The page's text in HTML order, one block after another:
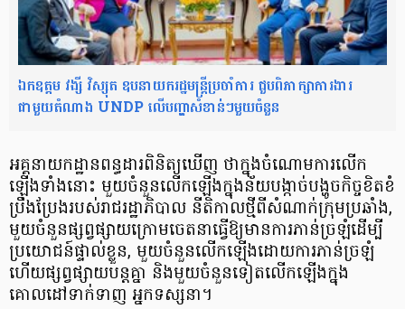
ឯកឧត្តម វង្សី វិស្សុត ឧបនាយករដ្ឋមន្ត្រីប្រចាំការ ជួបពិភាក្សាការងារ
ជាមួយតំណាង UNDP លើបញ្ហាសំខាន់ៗមួយចំនួន
អគ្គនាយកដ្ឋានពន្ធដារពិនិត្យឃើញ ថាក្នុងចំណោមការលើក
ឡើងទាំងនោះ មួយចំនួនលើកឡើងក្នុងន័យបង្កាច់បង្ហូចកិច្ចខិតខំ
ប្រឹងប្រែងរបស់រាជរដ្ឋាភិបាល នីតិកាលថ្មីពីសំណាក់ក្រុមប្រឆាំង,
មួយចំនួនផ្សព្វផ្សាយក្រោមចេតនាធ្វើឱ្យមានការភាន់ច្រឡំដើម្បី
ប្រយោជន៍ផ្ទាល់ខ្លួន, មួយចំនួនលើកឡើងដោយការភាន់ច្រឡំ
ហើយផ្សព្វផ្សាយបន្តគ្នា និងមួយចំនួនទៀតលើកឡើងក្នុង
គោលដៅទាក់ទាញ អ្នកទស្សនា។